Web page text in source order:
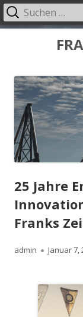
Primäres
25 Jahre
Franks
Autor
admin Januar 7,